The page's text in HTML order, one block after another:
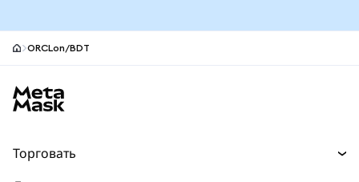
ORCLon/BDT
Торговать